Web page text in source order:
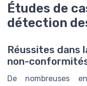
Études de
détection
Réussites dans
non-
De nombreuses